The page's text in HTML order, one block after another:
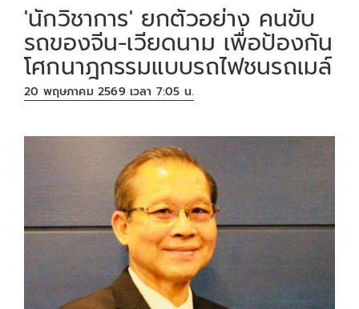
'นักวิชาการ' ยกตัวอย่าง คนขับ
รถของจีน-เวียดนาม เพื่อป้องกัน
โศกนาฎกรรมแบบรถไฟชนรถเมล์
20 พฤษภาคม 2569 เวลา 7:05 น.